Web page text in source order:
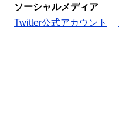
ソーシャルメディア
Twitter公式アカウント